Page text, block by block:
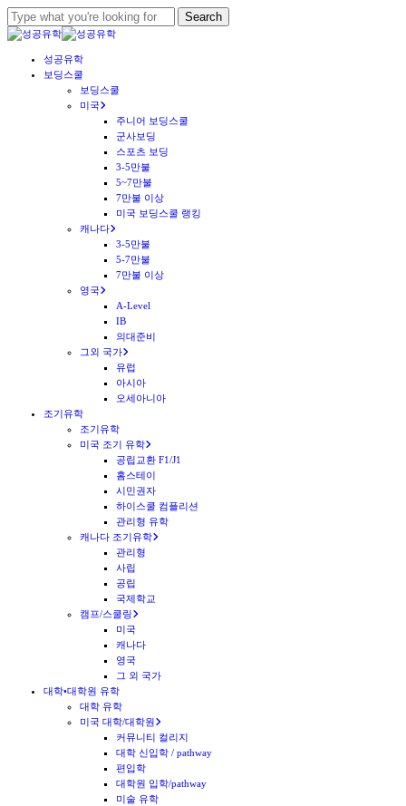
Skip
to
main
content
Search
Close
성공유학
보딩스쿨
보딩스쿨
미국
주니어 보딩스쿨
군사보딩
스포츠 보딩
3-5만불
5~7만불
7만불 이상
미국 보딩스쿨 랭킹
캐나다
3-5만불
5-7만불
7만불 이상
영국
A-Level
IB
의대준비
그외 국가
유럽
아시아
오세아니아
조기유학
조기유학
미국 조기 유학
공립교환 F1/J1
홈스테이
시민권자
하이스쿨 컴플리션
관리형 유학
캐나다 조기유학
관리형
사립
공립
국제학교
캠프/스쿨링
미국
캐나다
영국
그 외 국가
대학•대학원 유학
대학 유학
미국 대학/대학원
커뮤니티 컬리지
대학 신입학 / pathway
편입학
대학원 입학/pathway
미술 유학